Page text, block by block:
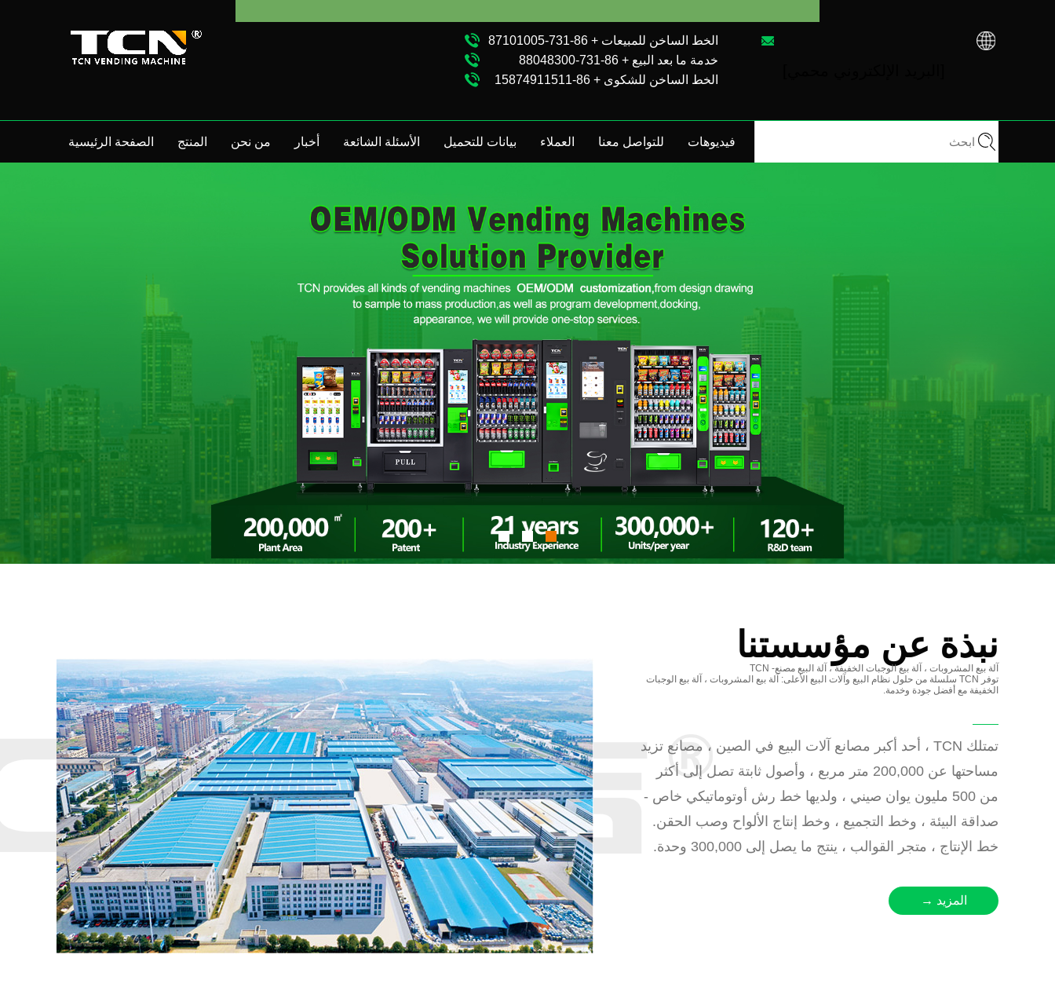
الخط الساخن للمبيعات + 86-731-87101005
خدمة ما بعد البيع + 86-731-88048300
الخط الساخن للشكوى + 86-15874911511
الصفحة الرئيسية المنتج من نحن أخبار الأسئلة الشائعة بيانات للتحميل العملاء للتواصل معنا فيديوهات
نبذة عن مؤسستنا
آلة بيع المشروبات ، آلة بيع الوجبات الخفيفة ، آلة البيع مصنع- TCN
توفر TCN سلسلة من حلول نظام البيع وآلات البيع الأعلى: آلة بيع المشروبات ، آلة بيع الوجبات
الخفيفة مع أفضل جودة وخدمة.
تمتلك TCN ، أحد أكبر مصانع آلات البيع في الصين ، مصانع تزيد
مساحتها عن 200,000 متر مربع ، وأصول ثابتة تصل إلى أكثر
من 500 مليون يوان صيني ، ولديها خط رش أوتوماتيكي خاص -
صداقة البيئة ، وخط التجميع ، وخط إنتاج الألواح وصب الحقن.
خط الإنتاج ، متجر القوالب ، ينتج ما يصل إلى 300,000 وحدة.
المزيد →